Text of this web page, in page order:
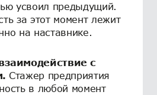
усвоил предыдущий.
за этот момент лежит
на наставнике.
с
Стажер предприятия
в любой момент